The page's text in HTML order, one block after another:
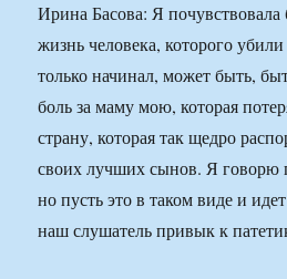
Ирина Басова: Я почувствовала
жизнь человека, которого
только начинал, может быть,
боль за маму мою, которая
страну, которая так щедро
своих лучших сынов. Я говорю
но пусть это в таком виде и
наш слушатель привык к